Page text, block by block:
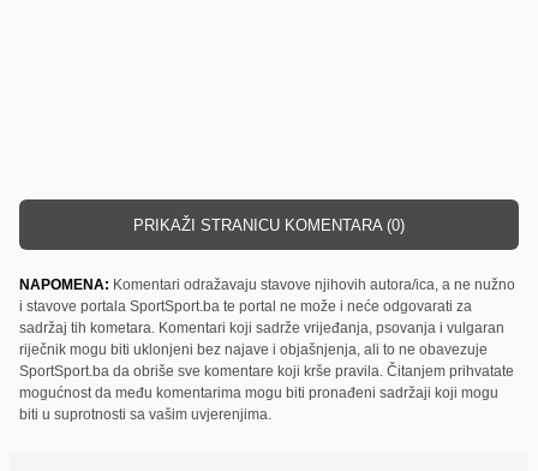
PRIKAŽI STRANICU KOMENTARA (0)
NAPOMENA: Komentari odražavaju stavove njihovih autora/ica, a ne nužno
i stavove portala SportSport.ba te portal ne može i neće odgovarati za
sadržaj tih kometara. Komentari koji sadrže vrijeđanja, psovanja i vulgaran
riječnik mogu biti uklonjeni bez najave i objašnjenja, ali to ne obavezuje
SportSport.ba da obriše sve komentare koji krše pravila. Čitanjem prihvatate
mogućnost da među komentarima mogu biti pronađeni sadržaji koji mogu
biti u suprotnosti sa vašim uvjerenjima.